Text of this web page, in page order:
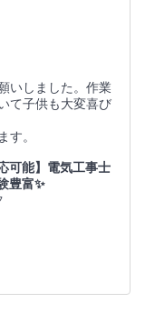
いしました。作業
て子供も大変喜び
す。
可能】電気工事士
豊富✨